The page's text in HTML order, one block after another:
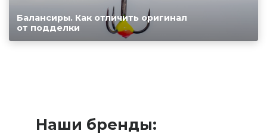
Балансиры. Как отличить оригинал
от подделки
Наши бренды: